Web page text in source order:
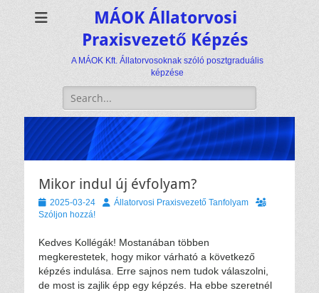
MÁOK Állatorvosi
Praxisvezető Képzés
A MÁOK Kft. Állatorvosoknak szóló posztgraduális
képzése
Keresés:
Mikor indul új évfolyam?
Közzétéve
2025-03-24 SzerzőÁllatorvosi Praxisvezető Tanfolyam
Szóljon hozzá!
Kedves Kollégák! Mostanában többen
megkerestetek, hogy mikor várható a következő
képzés indulása. Erre sajnos nem tudok válaszolni,
de most is zajlik épp egy képzés. Ha ebbe szeretnél